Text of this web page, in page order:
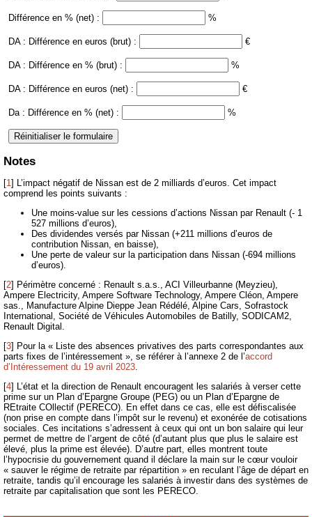
Différence en % (net) : %
DA : Différence en euros (brut) : €
DA : Différence en % (brut) : %
DA : Différence en euros (net) : €
Da : Différence en % (net) : %
Notes
[1] L’impact négatif de Nissan est de 2 milliards d’euros. Cet impact
comprend les points suivants :
Une moins-value sur les cessions d’actions Nissan par Renault (- 1
527 millions d’euros),
Des dividendes versés par Nissan (+211 millions d’euros de
contribution Nissan, en baisse),
Une perte de valeur sur la participation dans Nissan (-694 millions
d’euros).
[2] Périmètre concerné : Renault s.a.s., ACI Villeurbanne (Meyzieu),
Ampere Electricity, Ampere Software Technology, Ampere Cléon, Ampere
sas., Manufacture Alpine Dieppe Jean Rédélé, Alpine Cars, Sofrastock
International, Société de Véhicules Automobiles de Batilly, SODICAM2,
Renault Digital.
[3] Pour la « Liste des absences privatives des parts correspondantes aux
parts fixes de l’intéressement », se référer à l’annexe 2 de l’accord
d’Intéressement du 19 avril 2023.
[4] L’état et la direction de Renault encouragent les salariés à verser cette
prime sur un Plan d’Epargne Groupe (PEG) ou un Plan d’Epargne de
REtraite COllectif (PERECO). En effet dans ce cas, elle est défiscalisée
(non prise en compte dans l’impôt sur le revenu) et exonérée de cotisations
sociales. Ces incitations s’adressent à ceux qui ont un bon salaire qui leur
permet de mettre de l’argent de côté (d’autant plus que plus le salaire est
élevé, plus la prime est élevée). D’autre part, elles montrent toute
l’hypocrisie du gouvernement quand il déclare la main sur le cœur vouloir
« sauver le régime de retraite par répartition » en reculant l’âge de départ en
retraite, tandis qu’il encourage les salariés à investir dans des systèmes de
retraite par capitalisation que sont les PERECO.